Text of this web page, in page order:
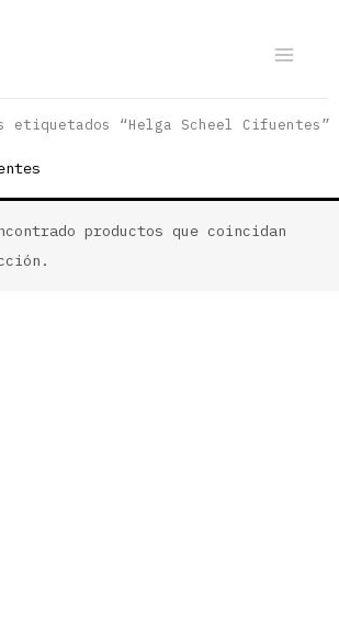
etiquetados “Helga Scheel Cifuentes”
productos que coincidan